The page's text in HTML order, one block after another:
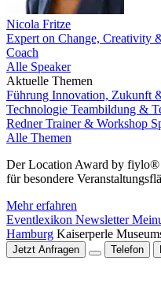
Nicola Fritze
Expert on Change, Creativity
Coach
Alle Speaker
Aktuelle Themen
Führung Innovation, Zukunft
Technologie Teambildung &
RednerTrainer & Workshop
Alle Themen
Der Location Award by fiylo®
für besondere
Mehr erfahren
Eventlexikon Newsletter
Hamburg Kaiserperle
Jetzt Anfragen Telefon